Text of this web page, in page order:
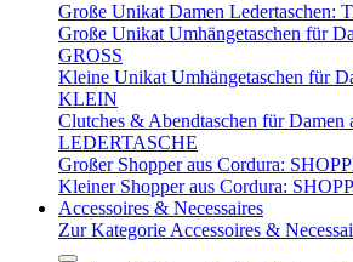
Große Unikat Damen Ledertaschen:
Große Unikat Umhängetaschen für
GROSS
Kleine Unikat Umhängetaschen für
KLEIN
Clutches & Abendtaschen für Damen
LEDERTASCHE
Großer Shopper aus Cordura:
Kleiner Shopper aus Cordura:
Accessoires & Necessaires
Zur Kategorie Accessoires &